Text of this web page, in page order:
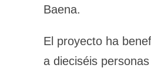
Baena.
El proyecto ha
a dieciséis personas